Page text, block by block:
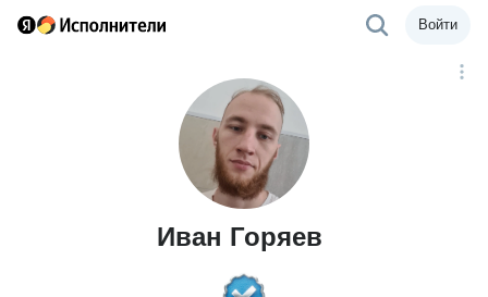
Войти
Иван Горяев